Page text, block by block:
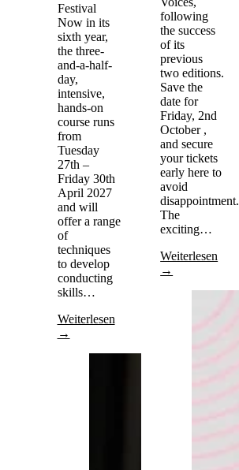
Festival
Now in its
sixth year,
the three-
and-a-half-
day,
intensive,
hands-on
course runs
from
Tuesday
27th –
Friday 30th
April 2027
and will
offer a range
of
techniques
to develop
conducting
skills…
Weiterlesen
→
following
the success
of its
previous
two editions.
Save the
date for
Friday, 2nd
October ,
and secure
your tickets
early here to
avoid
disappointment.
The
exciting…
Weiterlesen
→